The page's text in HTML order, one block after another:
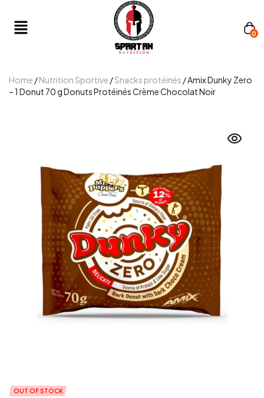
0
Home /Nutrition Sportive /Snacks protéinés / Amix Dunky Zero
– 1 Donut 70 g Donuts Protéinés Crème Chocolat Noir
OUT OF STOCK